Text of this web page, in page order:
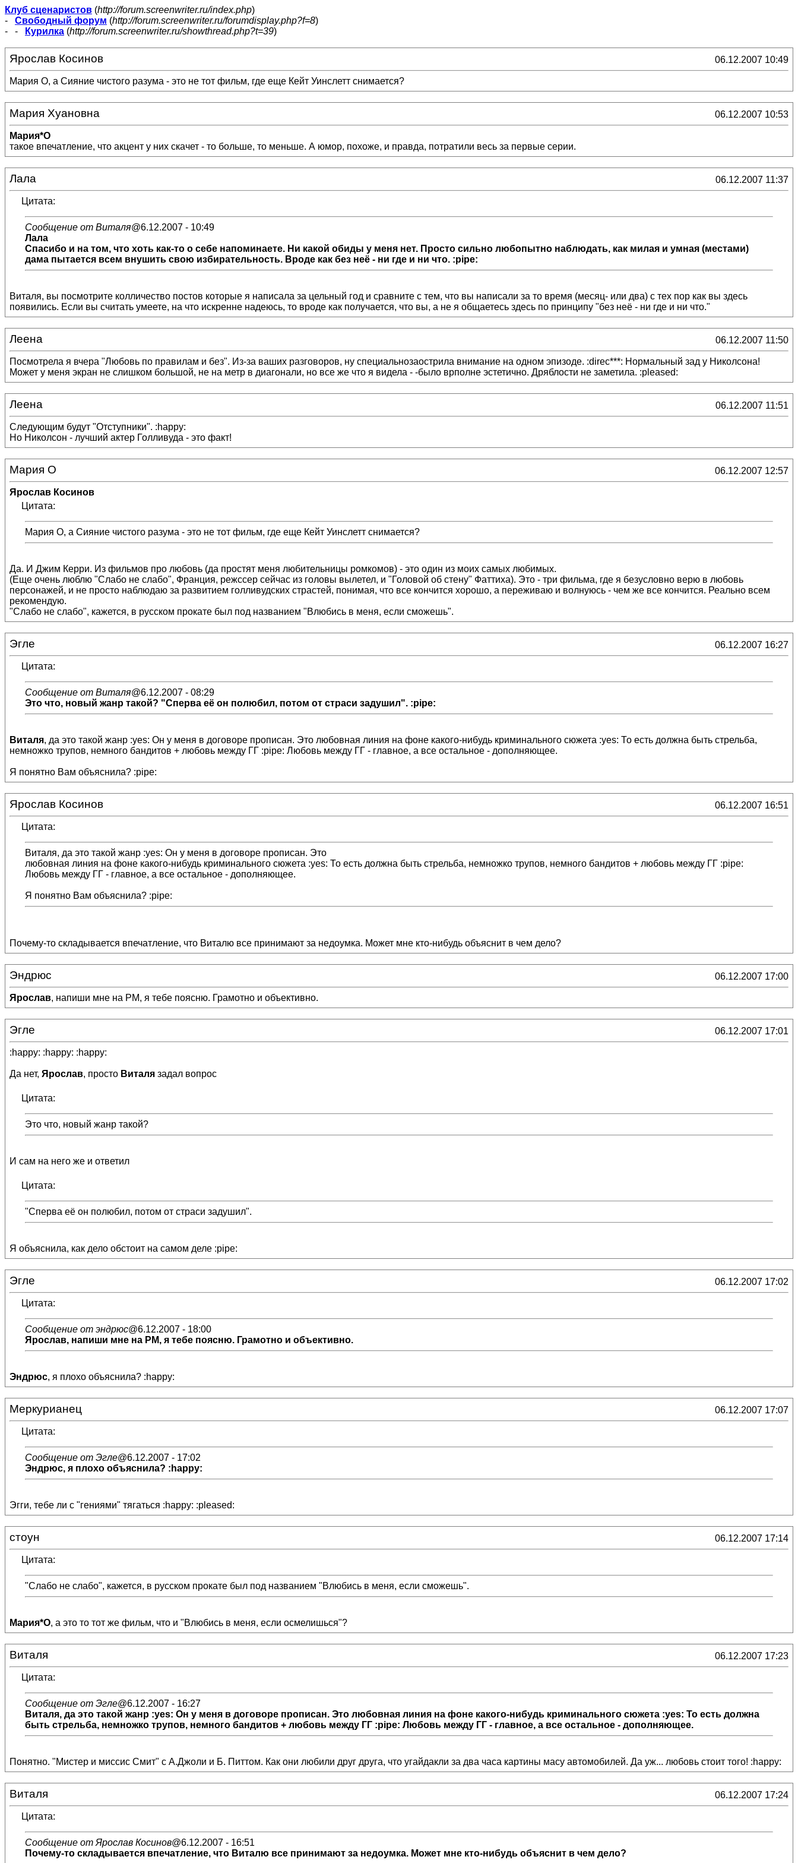
Клуб сценаристов (http://forum.screenwriter.ru/index.php)
- Свободный форум (http://forum.screenwriter.ru/forumdisplay.php?f=8)
- -
Курилка (http://forum.screenwriter.ru/showthread.php?t=39)
Ярослав Косинов 06.12.2007 10:49
Мария О, а Сияние чистого разума - это не тот фильм, где еще Кейт Уинслетт снимается?
Мария Хуановна 06.12.2007 10:53
Мария*О
такое впечатление, что акцент у них скачет - то больше, то меньше. А юмор, похоже, и правда, потратили весь за первые серии.
Лала 06.12.2007 11:37
Цитата:
Сообщение от Виталя@6.12.2007 - 10:49
Лала
Спасибо и на том, что хоть как-то о себе напоминаете. Ни какой обиды у меня нет. Просто сильно любопытно наблюдать, как милая и умная (местами)
дама пытается всем внушить свою избирательность. Вроде как без неё - ни где и ни что. :pipe:
Виталя, вы посмотрите колличество постов которые я написала за цельный год и сравните с тем, что вы написали за то время (месяц- или два) с тех пор как вы здесь
появились. Если вы считать умеете, на что искренне надеюсь, то вроде как получается, что вы, а не я общаетесь здесь по принципу "без неё - ни где и ни что."
Леена 06.12.2007 11:50
Посмотрела я вчера "Любовь по правилам и без". Из-за ваших разговоров, ну специальнозаострила внимание на одном эпизоде. :direc***: Нормальный зад у Николсона!
Может у меня экран не слишком большой, не на метр в диагонали, но все же что я видела - -было врполне эстетично. Дряблости не заметила. :pleased:
Леена 06.12.2007 11:51
Следующим будут "Отступники". :happy:
Но Николсон - лучший актер Голливуда - это факт!
Мария О 06.12.2007 12:57
Ярослав Косинов
Цитата:
Мария О, а Сияние чистого разума - это не тот фильм, где еще Кейт Уинслетт снимается?
Да. И Джим Керри. Из фильмов про любовь (да простят меня любительницы ромкомов) - это один из моих самых любимых.
(Еще очень люблю "Слабо не слабо", Франция, режссер сейчас из головы вылетел, и "Головой об стену" Фаттиха). Это - три фильма, где я безусловно верю в любовь
персонажей, и не просто наблюдаю за развитием голливудских страстей, понимая, что все кончится хорошо, а переживаю и волнуюсь - чем же все кончится. Реально всем
рекомендую.
"Слабо не слабо", кажется, в русском прокате был под названием "Влюбись в меня, если сможешь".
Эгле 06.12.2007 16:27
Цитата:
Сообщение от Виталя@6.12.2007 - 08:29
Это что, новый жанр такой? "Сперва её он полюбил, потом от страси задушил". :pipe:
Виталя, да это такой жанр :yes: Он у меня в договоре прописан. Это любовная линия на фоне какого-нибудь криминального сюжета :yes: То есть должна быть стрельба,
немножко трупов, немного бандитов + любовь между ГГ :pipe: Любовь между ГГ - главное, а все остальное - дополняющее.
Я понятно Вам объяснила? :pipe:
Ярослав Косинов 06.12.2007 16:51
Цитата:
Виталя, да это такой жанр :yes: Он у меня в договоре прописан. Это
любовная линия на фоне какого-нибудь криминального сюжета :yes: То есть должна быть стрельба, немножко трупов, немного бандитов + любовь между ГГ :pipe:
Любовь между ГГ - главное, а все остальное - дополняющее.
Я понятно Вам объяснила? :pipe:
Почему-то складывается впечатление, что Виталю все принимают за недоумка. Может мне кто-нибудь объяснит в чем дело?
Эндрюс 06.12.2007 17:00
Ярослав, напиши мне на РМ, я тебе поясню. Грамотно и объективно.
Эгле 06.12.2007 17:01
:happy: :happy: :happy:
Да нет, Ярослав, просто Виталя задал вопрос
Цитата:
Это что, новый жанр такой?
И сам на него же и ответил
Цитата:
"Сперва её он полюбил, потом от страси задушил".
Я объяснила, как дело обстоит на самом деле :pipe:
Эгле 06.12.2007 17:02
Цитата:
Сообщение от эндрюс@6.12.2007 - 18:00
Ярослав, напиши мне на РМ, я тебе поясню. Грамотно и объективно.
Эндрюс, я плохо объяснила? :happy:
Меркурианец 06.12.2007 17:07
Цитата:
Сообщение от Эгле@6.12.2007 - 17:02
Эндрюс, я плохо объяснила? :happy:
Эгги, тебе ли с "гениями" тягаться :happy: :pleased:
стоун 06.12.2007 17:14
Цитата:
"Слабо не слабо", кажется, в русском прокате был под названием "Влюбись в меня, если сможешь".
Мария*О, а это то тот же фильм, что и "Влюбись в меня, если осмелишься"?
Виталя 06.12.2007 17:23
Цитата:
Сообщение от Эгле@6.12.2007 - 16:27
Виталя, да это такой жанр :yes: Он у меня в договоре прописан. Это любовная линия на фоне какого-нибудь криминального сюжета :yes: То есть должна
быть стрельба, немножко трупов, немного бандитов + любовь между ГГ :pipe: Любовь между ГГ - главное, а все остальное - дополняющее.
Понятно. "Мистер и миссис Смит" с А.Джоли и Б. Питтом. Как они любили друг друга, что угайдакли за два часа картины масу автомобилей. Да уж... любовь стоит того! :happy:
Виталя 06.12.2007 17:24
Цитата:
Сообщение от Ярослав Косинов@6.12.2007 - 16:51
Почему-то складывается впечатление, что Виталю все принимают за недоумка. Может мне кто-нибудь объяснит в чем дело?